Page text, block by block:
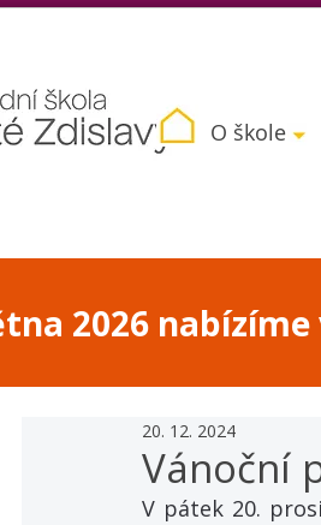
O škole
2026
Vánoční
20. 12. 2024
V pátek 20.